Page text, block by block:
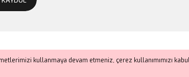
kullanmaya devam etmeniz, çerez kullanımımızı